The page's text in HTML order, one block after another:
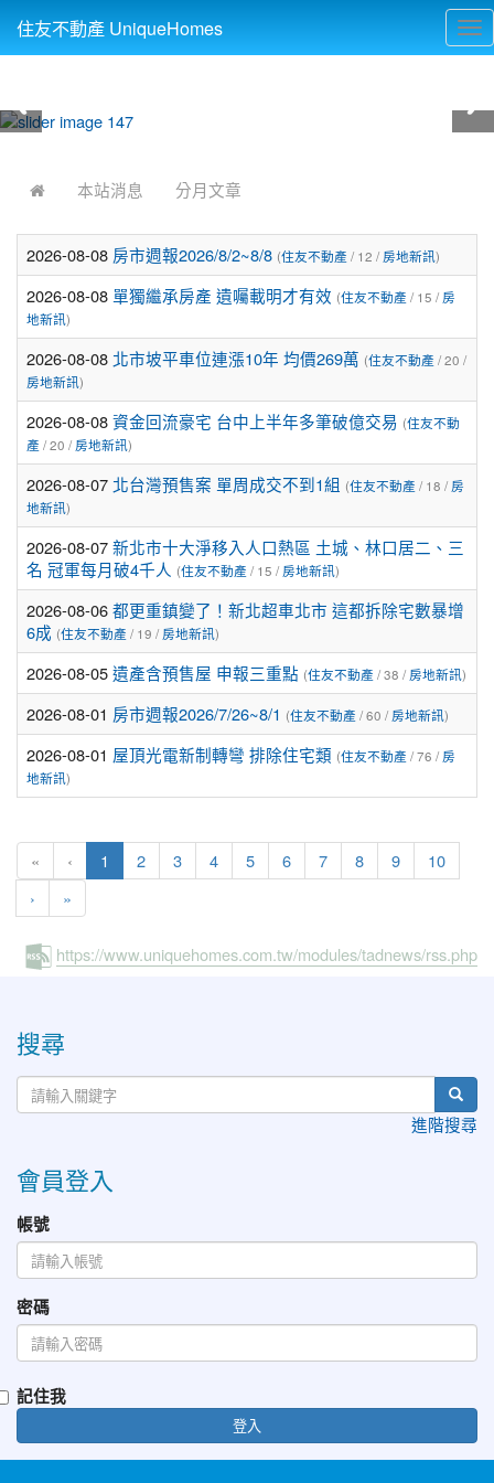
住友不動產 UniqueHomes
本站消息 分月文章
2026-08-08 房市週報2026/8/2~8/8 (住友不動產 / 12 / 房地新訊)
2026-08-08 單獨繼承房產 遺囑載明才有效 (住友不動產 / 15 / 房
地新訊)
2026-08-08 北市坡平車位連漲10年 均價269萬 (住友不動產 / 20 /
房地新訊)
2026-08-08資金回流豪宅 台中上半年多筆破億交易 (住友不動
產 / 20 / 房地新訊)
2026-08-07 北台灣預售案 單周成交不到1組 (住友不動產 / 18 / 房
地新訊)
2026-08-07新北市十大淨移入人口熱區 土城、林口居二、三
名 冠軍每月破4千人 (住友不動產 / 15 / 房地新訊)
2026-08-06都更重鎮變了！新北超車北市 這都拆除宅數暴增
6成 (住友不動產 / 19 / 房地新訊)
2026-08-05遺產含預售屋 申報三重點 (住友不動產 / 38 / 房地新訊)
2026-08-01 房市週報2026/7/26~8/1 (住友不動產 / 60 / 房地新訊)
2026-08-01 屋頂光電新制轉彎 排除住宅類 (住友不動產 / 76 / 房
地新訊)
« ‹ 1 (current)
2 3 4 5 6 7 8 9
10
›
»
https://www.uniquehomes.com.tw/modules/tadnews/rss.php
搜尋
進階搜尋
會員登入
帳號
密碼
記住我
登入